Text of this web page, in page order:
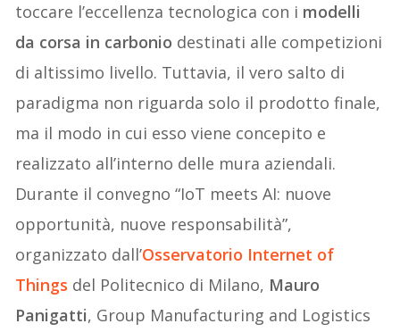
toccare l’eccellenza tecnologica con i modelli
da corsa in carbonio destinati alle competizioni
di altissimo livello. Tuttavia, il vero salto di
paradigma non riguarda solo il prodotto finale,
ma il modo in cui esso viene concepito e
realizzato all’interno delle mura aziendali.
Durante il convegno “IoT meets AI: nuove
opportunità, nuove responsabilità”,
organizzato dall’Osservatorio Internet of
Things del Politecnico di Milano, Mauro
Panigatti, Group Manufacturing and Logistics